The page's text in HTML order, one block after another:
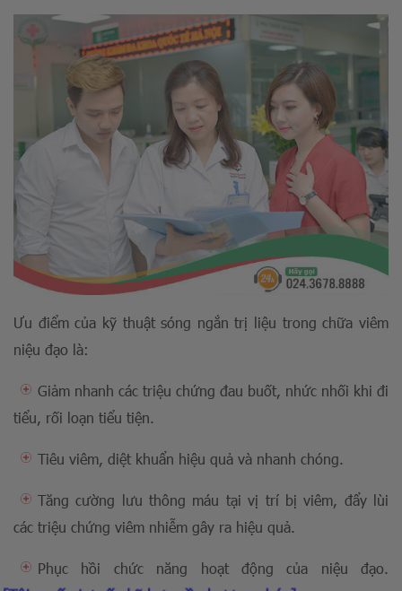
Ưu điểm của kỹ thuật sóng ngắn trị liệu trong chữa viêm
niệu đạo là:
Giảm nhanh các triệu chứng đau buốt, nhức nhối khi đi
tiểu, rối loạn tiểu tiện.
Tiêu viêm, diệt khuẩn hiệu quả và nhanh chóng.
Tăng cường lưu thông máu tại vị trí bị viêm, đẩy lùi
các triệu chứng viêm nhiễm gây ra hiệu quả.
Phục hồi chức năng hoạt động của niệu đạo.